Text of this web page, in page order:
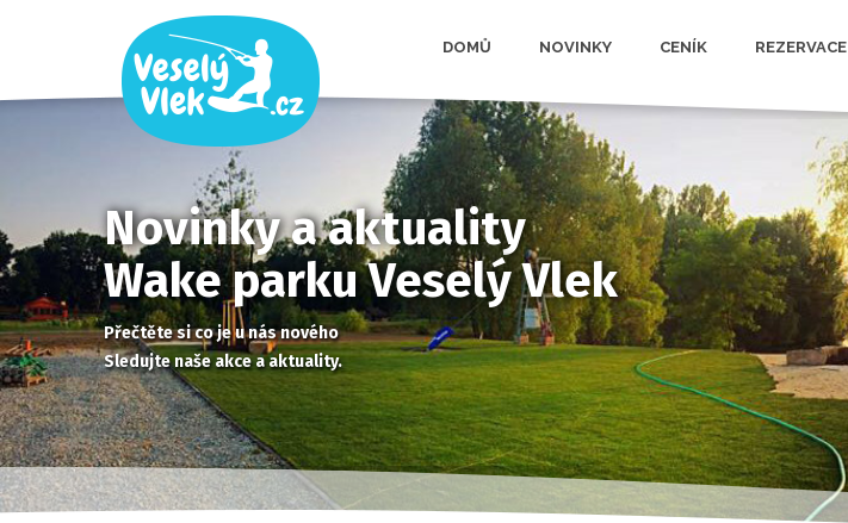
DOMŮ NOVINKY CENÍK REZERVACE
Novinky a aktuality
Wake parku Veselý Vlek
Přečtěte si co je u nás nového
Sledujte naše akce a aktuality.